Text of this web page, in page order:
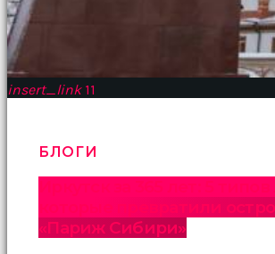
insert_link 11
БЛОГИ
которые превратили
«Париж Сибири»